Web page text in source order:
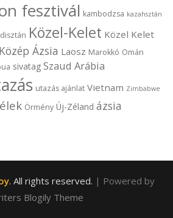
fesztivál kambodzsa kazahsztán
Közel-Kelet Közel Kelet
Közép Ázsia Laosz Marokkó Omán
sivatag Szaud Arábia
utazás ajánlat Vietnam Zimbabwe
Örmény Új-Zéland ázsia
. All rights reserved. | Powered by
Blogily Theme